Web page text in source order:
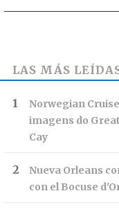
LAS MÁS
Norwegian
imagens do
Cay
Nueva Orleans
con el Bocuse